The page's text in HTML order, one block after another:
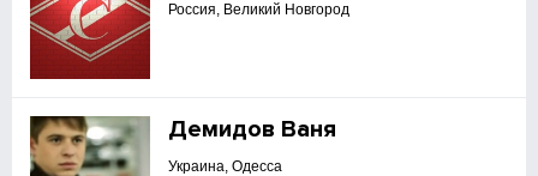
Россия, Великий Новгород
Демидов Ваня
Украина, Одесса